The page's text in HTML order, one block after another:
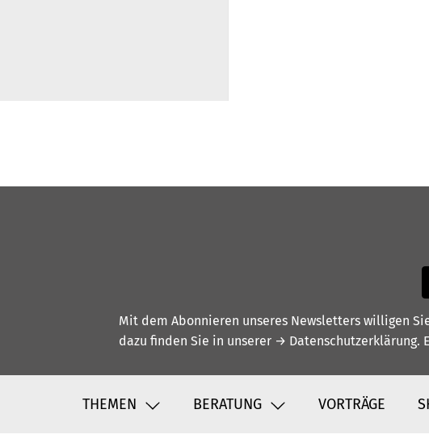
Mit dem Abonnieren unseres Newsletters willigen
dazu finden Sie in unserer → Datenschutzerklärung.
THEMEN BERATUNG VORTRÄGE